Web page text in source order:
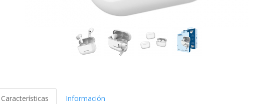
Características Información